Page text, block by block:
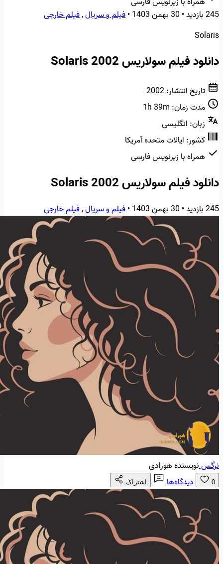
245 بازدید
• 30 بهمن 1403 •فیلم و سریال,فیلم خارجی
Solaris
دانلود فیلم سولاریس Solaris 2002
تاریخ انتشار:2002
مدت زمان: 1h 39m
زبان: انگلیسی
کشور: ایالات متحده آمریکا
همراه با زیرنویس فارسی
دانلود فیلم سولاریس Solaris 2002
245 بازدید • 30 بهمن 1403 •فیلم و سریال,فیلم خارجی
نرگسنویسنده هورادی
0 دیدگاه‌ها اشتراک